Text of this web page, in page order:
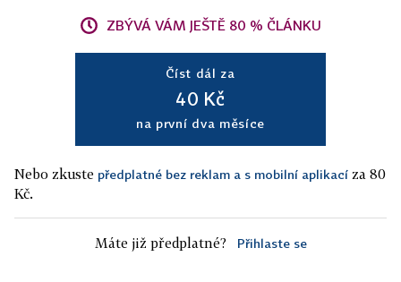
ZBÝVÁ VÁM JEŠTĚ 80 % ČLÁNKU
Číst dál za
40 Kč
na první dva měsíce
Nebo zkuste předplatné bez reklam a s mobilní aplikací za 80
Kč.
Máte již předplatné? Přihlaste se